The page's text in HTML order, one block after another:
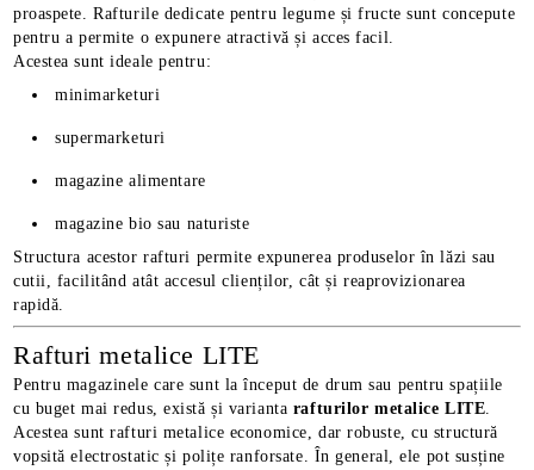
proaspete. Rafturile dedicate pentru legume și fructe sunt concepute
pentru a permite o expunere atractivă și acces facil.
Acestea sunt ideale pentru:
minimarketuri
supermarketuri
magazine alimentare
magazine bio sau naturiste
Structura acestor rafturi permite expunerea produselor în lăzi sau
cutii, facilitând atât accesul clienților, cât și reaprovizionarea
rapidă.
Rafturi metalice LITE
Pentru magazinele care sunt la început de drum sau pentru spațiile
cu buget mai redus, există și varianta rafturilor metalice LITE.
Acestea sunt rafturi metalice economice, dar robuste, cu structură
vopsită electrostatic și polițe ranforsate. În general, ele pot susține